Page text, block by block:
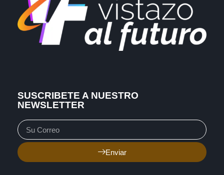
SUSCRIBETE A NUESTRO
NEWSLETTER
Enviar